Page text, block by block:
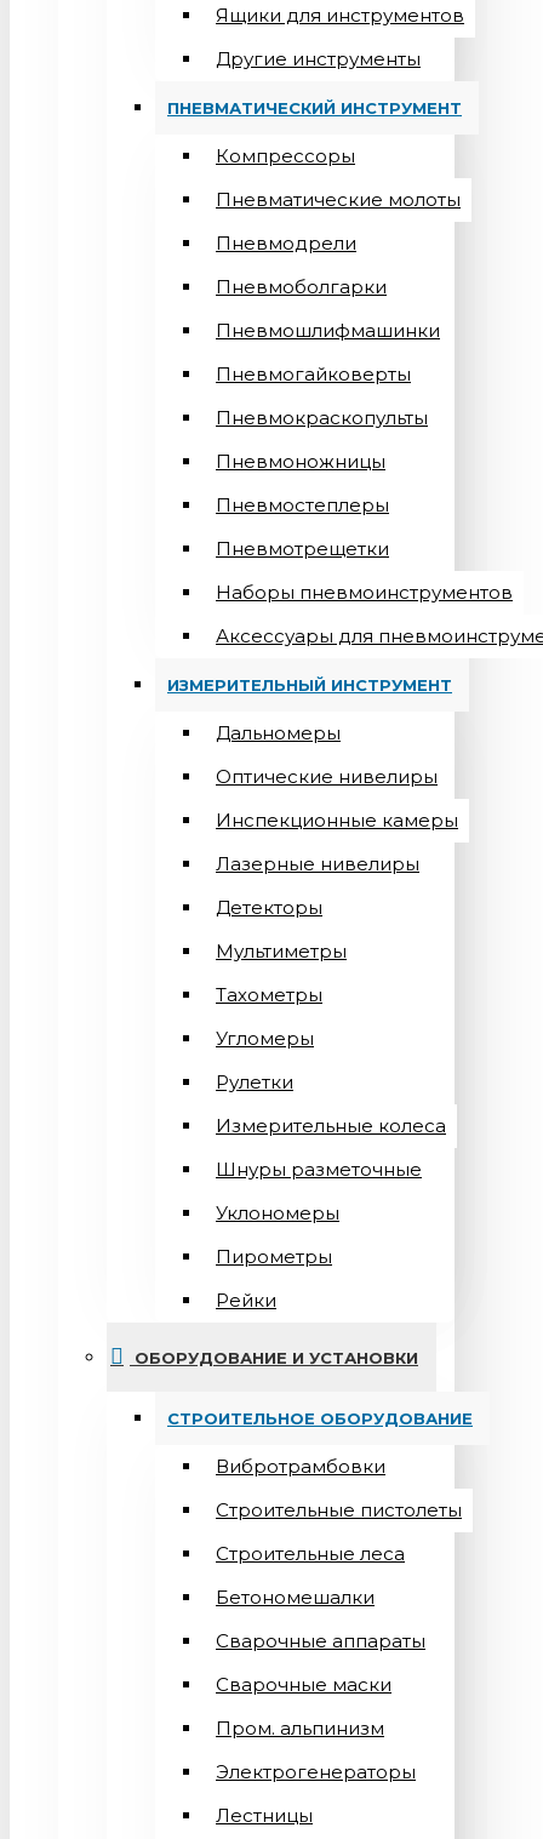
Ящики для инструментов
Другие инструменты
ПНЕВМАТИЧЕСКИЙ ИНСТРУМЕНТ
Компрессоры
Пневматические молоты
Пневмодрели
Пневмоболгарки
Пневмошлифмашинки
Пневмогайковерты
Пневмокраскопульты
Пневмоножницы
Пневмостеплеры
Пневмотрещетки
Наборы пневмоинструментов
Аксессуары для
ИЗМЕРИТЕЛЬНЫЙ ИНСТРУМЕНТ
Дальномеры
Оптические нивелиры
Инспекционные камеры
Лазерные нивелиры
Детекторы
Мультиметры
Тахометры
Угломеры
Рулетки
Измерительные колеса
Шнуры разметочные
Уклономеры
Пирометры
Рейки
ОБОРУДОВАНИЕ И УСТАНОВКИ
СТРОИТЕЛЬНОЕ ОБОРУДОВАНИЕ
Вибротрамбовки
Строительные пистолеты
Строительные леса
Бетономешалки
Сварочные аппараты
Cварочные маски
Пром. альпинизм
Электрогенераторы
Лестницы